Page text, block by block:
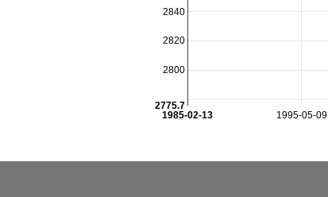
1995-05-09
1985-02-13
2800
2820
2840
2775.7